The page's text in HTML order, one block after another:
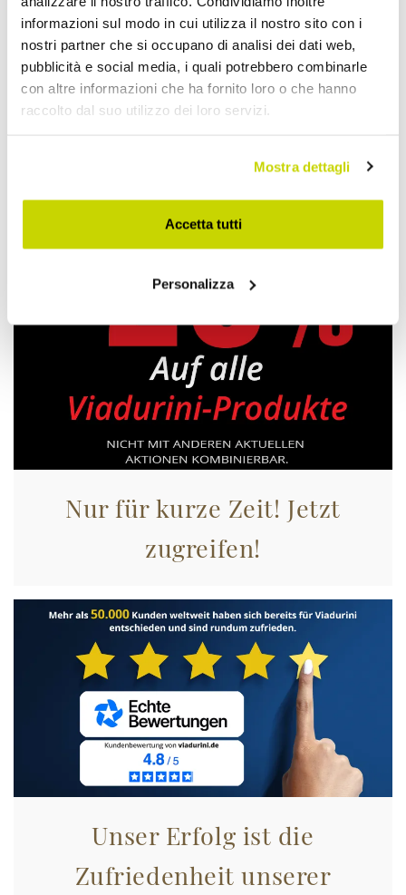
informazioni sul modo in cui utilizza il nostro sito con i
nostri partner che si occupano di analisi dei dati web,
pubblicità e social media, i quali potrebbero combinarle
con altre informazioni che ha fornito loro o che hanno
raccolto dal suo utilizzo dei loro servizi.
Mostra dettagli
Accetta tutti
Personalizza
Sitzsäcke
Nur für kurze Zeit! Jetzt
zugreifen!
Unser Erfolg ist die
Zufriedenheit unserer